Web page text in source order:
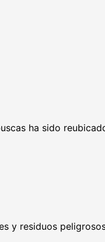
ha sido
y residuos